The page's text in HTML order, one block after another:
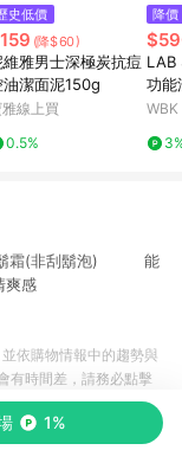
史低價
(降$60)
維雅男士深極炭抗痘
油潔面泥150g
線上買
0.5%
降價
LAB
功能
選
WBK
鬍霜(非刮鬍泡) 能
感
1%
依購物情報中的趨勢與
有時間差，請務必點擊
資訊以合作廠商網頁為